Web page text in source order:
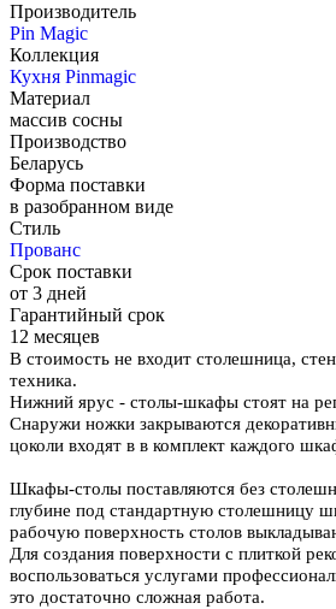
Производитель
Pin Magic
Коллекция
Кухня Pinmagic
Материал
массив сосны
Производство
Беларусь
Форма поставки
в разобранном виде
Стиль
Прованс
Срок поставки
от 3 дней
Гарантийный срок
12 месяцев
В стоимость не входит столешница,
техника.
Нижний ярус - столы-шкафы стоят на
Снаружи ножки закрываются
цоколи входят в в комплект каждого
Шкафы-столы поставляются без
глубине под стандартную столешницу
рабочую поверхность столов
Для создания поверхности с плиткой
воспользоваться услугами
это достаточно сложная работа.